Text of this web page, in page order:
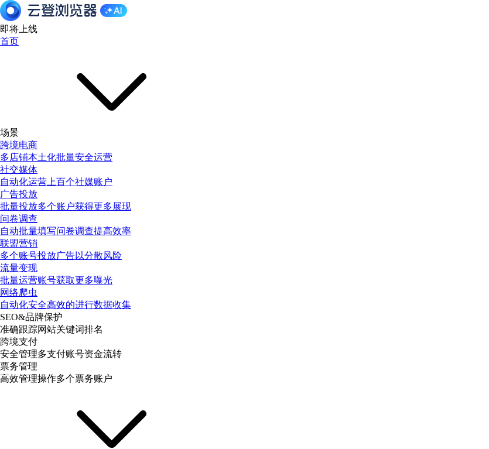
即将上线
首页
场景
跨境电商
多店铺本土化批量安全运营
社交媒体
自动化运营上百个社媒账户
广告投放
批量投放多个账户获得更多展现
问卷调查
自动批量填写问卷调查提高效率
联盟营销
多个账号投放广告以分散风险
流量变现
批量运营账号获取更多曝光
网络爬虫
自动化安全高效的进行数据收集
SEO&品牌保护
准确跟踪网站关键词排名
跨境支付
安全管理多支付账号资金流转
票务管理
高效管理操作多个票务账户